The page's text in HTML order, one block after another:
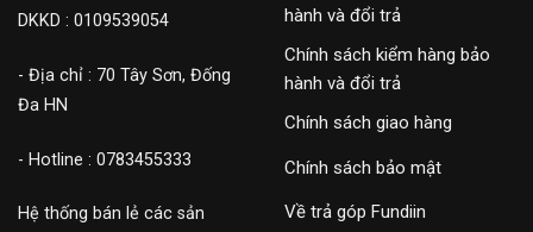
DKKD : 0109539054
- Địa chỉ : 70 Tây Sơn, Đống
Đa HN
- Hotline : 0783455333
Hệ thống bán lẻ các sản
hành và đổi trả
Chính sách kiểm hàng bảo
hành và đổi trả
Chính sách giao hàng
Chính sách bảo mật
Về trả góp Fundiin